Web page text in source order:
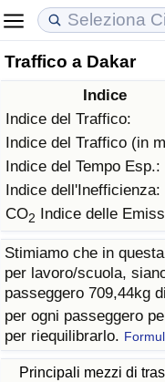
Traffico a Dakar
Indice
Indice del Traffico:
Indice del Traffico (in
Indice del Tempo Esp.:
Indice dell'Inefficienza:
CO2 Indice delle
Stimiamo che in
per lavoro/scuola,
passeggero 709,44kg
per ogni passeggero
per riequilibrarlo.
Principali mezzi di
Costo della vita
Indice Del Costo
Indice Del Costo
Indice del Costo
ad Aqaba
Prezzi degli immobili
Indice del Prezzo
Indice del Prezzo
Indice del Prezzo
Qualità della Vita
Indice della Qualità
Indice della Qualità
Indice della qualità
Criminalità
Indice del Tasso di
Indice della Criminalità